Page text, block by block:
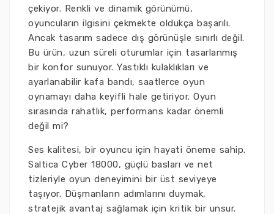
çekiyor. Renkli ve dinamik görünümü,
oyuncuların ilgisini çekmekte oldukça başarılı.
Ancak tasarım sadece dış görünüşle sınırlı değil.
Bu ürün, uzun süreli oturumlar için tasarlanmış
bir konfor sunuyor. Yastıklı kulaklıkları ve
ayarlanabilir kafa bandı, saatlerce oyun
oynamayı daha keyifli hale getiriyor. Oyun
sırasında rahatlık, performans kadar önemli
değil mi?
Ses kalitesi, bir oyuncu için hayati öneme sahip.
Saltica Cyber 18000, güçlü basları ve net
tizleriyle oyun deneyimini bir üst seviyeye
taşıyor. Düşmanların adımlarını duymak,
stratejik avantaj sağlamak için kritik bir unsur.